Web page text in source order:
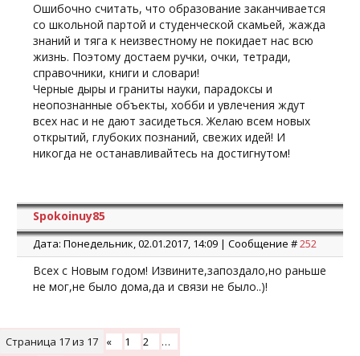
Ошибочно считать, что образование заканчивается
со школьной партой и студенческой скамьей, жажда
знаний и тяга к неизвестному не покидает нас всю
жизнь. Поэтому достаем ручки, очки, тетради,
справочники, книги и словари!
Черные дыры и граниты науки, парадоксы и
неопознанные объекты, хобби и увлечения ждут
всех нас и не дают засидеться. Желаю всем новых
открытий, глубоких познаний, свежих идей! И
никогда не останавливайтесь на достигнутом!
Spokoinuy85
Дата: Понедельник, 02.01.2017, 14:09 | Сообщение #252
Всех с Новым годом! Извините,запоздало,но раньше
не мог,не было дома,да и связи не было..)!
Страница 17из 17 « 1 2
…